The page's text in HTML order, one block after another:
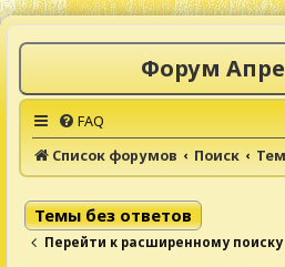
Форум
FAQ
Список форумов
Поиск
Темы без ответов
Перейти к расширенному поиску